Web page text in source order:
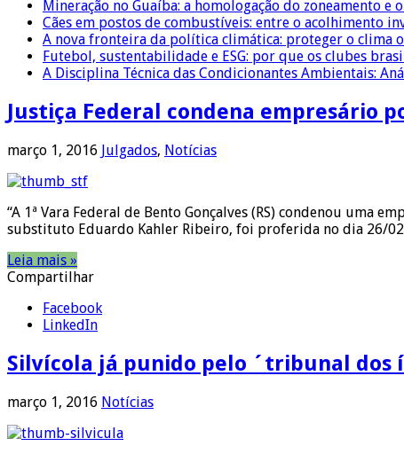
Mineração no Guaíba: a homologação do zoneamento
Cães em postos de combustíveis: entre o acolhimento
A nova fronteira da política climática: proteger o clima
Futebol, sustentabilidade e ESG: por que os clubes
A Disciplina Técnica das Condicionantes Ambientais:
Justiça Federal condena empresário
março 1, 2016 Julgados, Notícias
“A 1ª Vara Federal de Bento Gonçalves (RS) condenou uma
substituto Eduardo Kahler Ribeiro, foi proferida no dia 26/
Leia mais »
Compartilhar
Facebook
LinkedIn
Silvícola já punido pelo ´tribunal dos
março 1, 2016 Notícias